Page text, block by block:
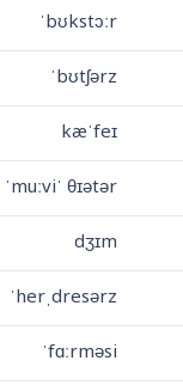
ˈbʊkstɔːr
ˈbʊtʃərz
kæˈfeɪ
ˈmuːviˈ θɪətər
dʒɪm
ˈherˌdresərz
ˈfɑːrməsi